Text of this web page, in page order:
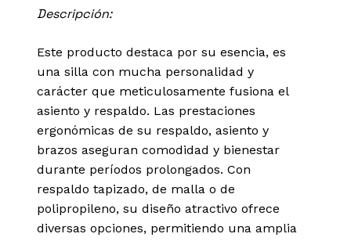
Descripción:
Este producto destaca por su esencia, es
una silla con mucha personalidad y
carácter que meticulosamente fusiona el
asiento y respaldo. Las prestaciones
ergonómicas de su respaldo, asiento y
brazos aseguran comodidad y bienestar
durante períodos prolongados. Con
respaldo tapizado, de malla o de
polipropileno, su diseño atractivo ofrece
diversas opciones, permitiendo una amplia